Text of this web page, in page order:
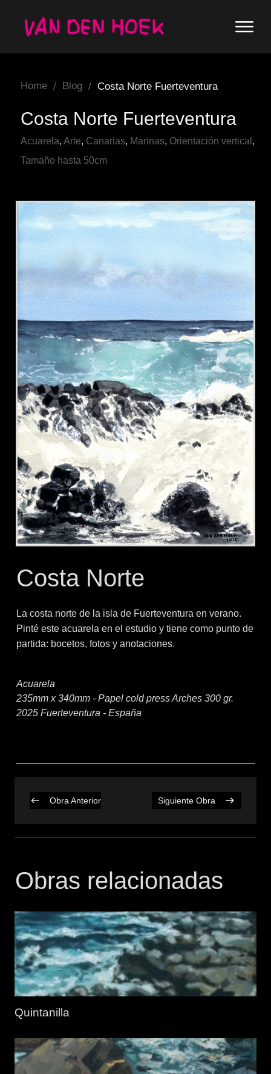
Home / Blog / Costa Norte Fuerteventura
Costa Norte Fuerteventura
Acuarela, Arte, Canarias, Marinas, Orientación vertical ,
Tamaño hasta 50cm
Costa Norte
La costa norte de la isla de Fuerteventura en verano.
Pinté este acuarela en el estudio y tiene como punto de
partida: bocetos, fotos y anotaciones.
Acuarela
235mm x 340mm - Papel cold press Arches 300 gr.
2025 Fuerteventura - España
Obra Anterior Siguiente Obra
Obras relacionadas
Quintanilla